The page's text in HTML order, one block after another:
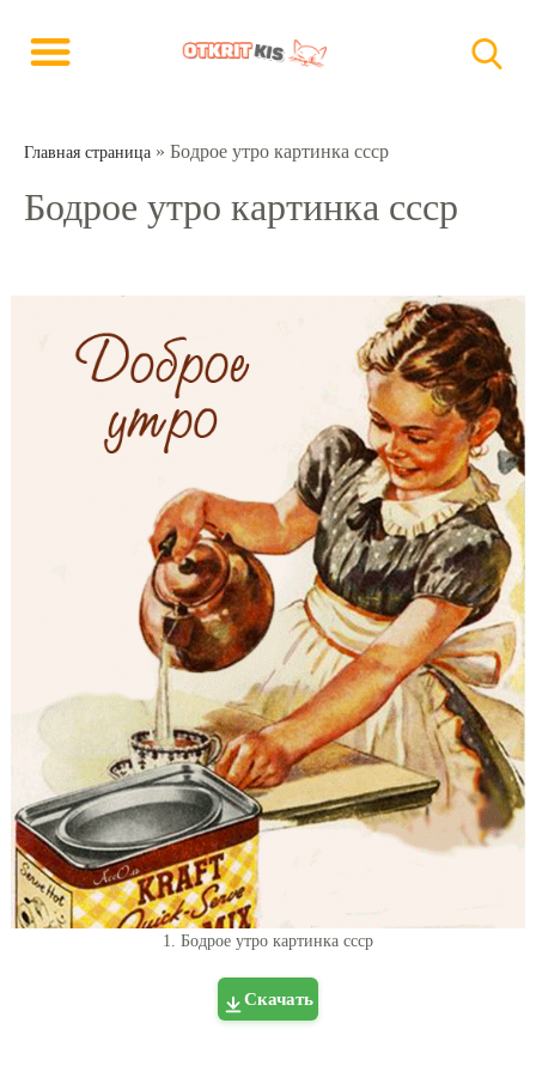
Главная страница » Бодрое утро картинка ссср
Бодрое утро картинка ссср
1. Бодрое утро картинка ссср
Скачать